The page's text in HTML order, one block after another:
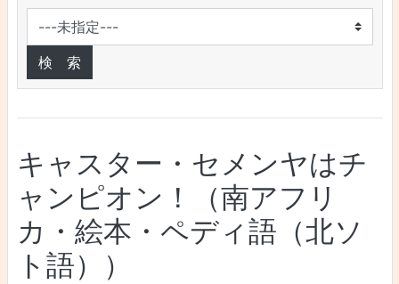
キャスター・セメンヤはチ
ャンピオン！（南アフリ
カ・絵本・ペディ語（北ソ
ト語））